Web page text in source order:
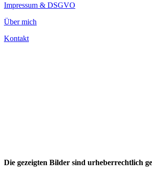
Impressum & DSGVO
Über mich
Kontakt
Die gezeigten Bilder sind urheberrechtlich